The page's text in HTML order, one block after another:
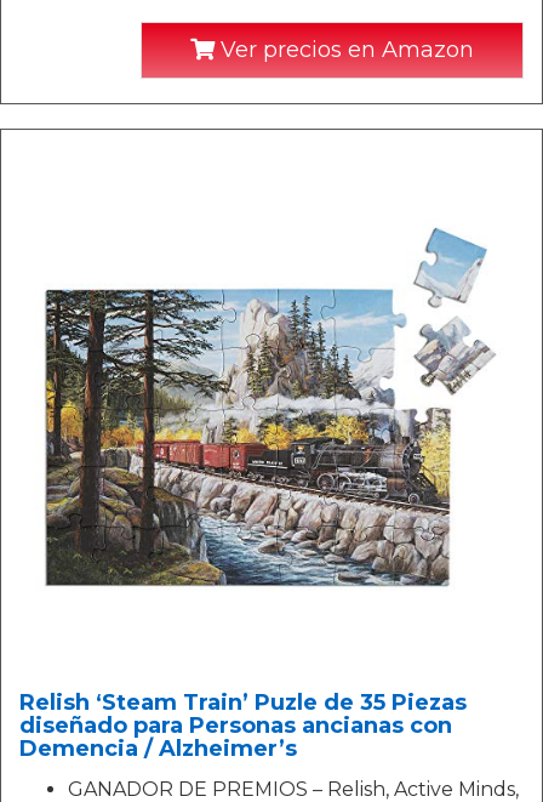
Ver precios en Amazon
Relish ‘Steam Train’ Puzle de 35 Piezas
diseñado para Personas ancianas con
Demencia / Alzheimer’s
GANADOR DE PREMIOS – Relish, Active Minds,